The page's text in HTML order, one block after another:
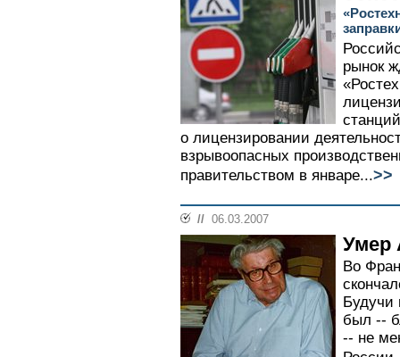
рынок
о лицензировании
взрывоопасных
правительством в январе...>>
// 06.03.2007
Умер
Во
Будучи
был --
-- не